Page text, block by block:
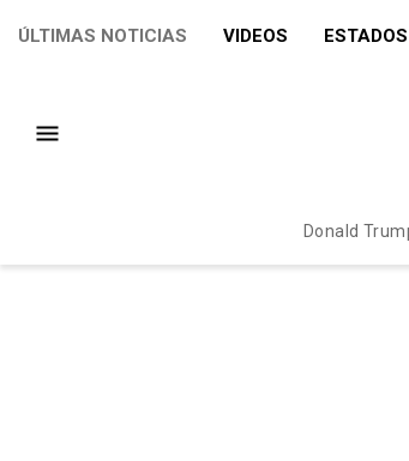
ÚLTIMAS NOTICIAS VIDEOS
Donald